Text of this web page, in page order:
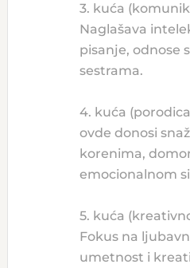
3. kuća
Naglašava
pisanje, odnose
sestrama.
4. kuća
ovde donosi
korenima,
emocionalnom
5. kuća
Fokus na
umetnost i